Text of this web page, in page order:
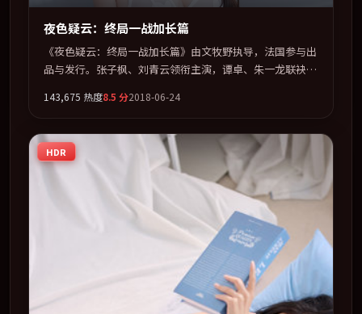
夜色疑云：终局一战加长篇
《夜色疑云：终局一战加长篇》由文牧野执导，法国参与出
品与发行。张子枫、刘青云领衔主演，谭卓、朱一龙联袂出
悚」类型为骨架，在叙事、表演与视听上力求统一。定于
题片中口碑稳健，适合喜欢强情节与人物弧光的观众完整观
看。
143,675 热度8.5 分2018-06-24
HDR